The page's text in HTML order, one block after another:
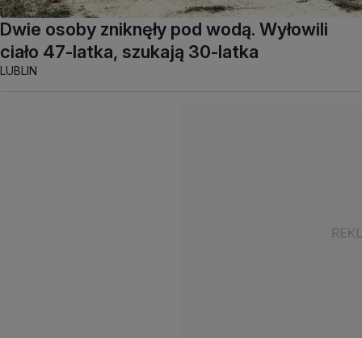
Dwie osoby zniknęły pod wodą. Wyłowili
ciało 47-latka, szukają 30-latka
LUBLIN